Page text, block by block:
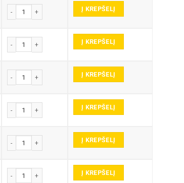
produkto kiekis: E345-P GRAVIRAVIMO FREZA
Į KREPŠELĮ
produkto kiekis: E345-P GRAVIRAVIMO FREZA
Į KREPŠELĮ
produkto kiekis: E345-P GRAVIRAVIMO FREZA
Į KREPŠELĮ
produkto kiekis: E345-P GRAVIRAVIMO FREZA
Į KREPŠELĮ
produkto kiekis: E345-P GRAVIRAVIMO FREZA
Į KREPŠELĮ
produkto kiekis: E345-P GRAVIRAVIMO FREZA
Į KREPŠELĮ